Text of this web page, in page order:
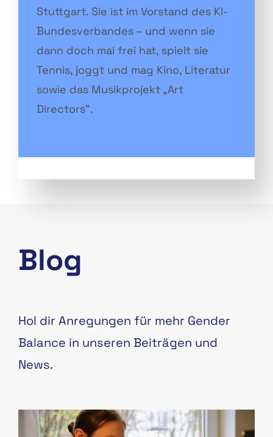
Stuttgart. Sie ist im Vorstand des KI-
Bundesverbandes – und wenn sie
dann doch mal frei hat, spielt sie
Tennis, joggt und mag Kino, Literatur
sowie das Musikprojekt „Art
Directors“.
Blog
Hol dir Anregungen für mehr Gender
Balance in unseren Beiträgen und
News.